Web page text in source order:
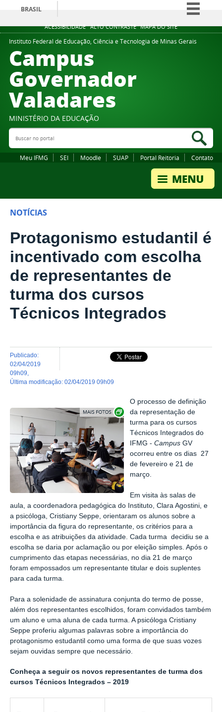
ACESSIBILIDADE ALTO CONTRASTE MAPA DO SITE
BRASIL
Simplifique!
Comunica BR
Instituto Federal de Educação, Ciência e Tecnologia de Minas Gerais
Campus
Governador
Valadares
MINISTÉRIO DA EDUCAÇÃO
Buscar no portal
Meu IFMG SEI Moodle SUAP Portal Reitoria Contato
NOTÍCIAS
Protagonismo estudantil é
incentivado com escolha
de representantes de
turma dos cursos
Técnicos Integrados
publicado:
02/04/2019
09h09
última modificação: 02/04/2019 09h09
Exibir carrossel de imagens
O processo de definição
da representação de
turma para os cursos
Técnicos Integrados do
IFMG -Campus GV
ocorreu entre os dias 27
de fevereiro e 21 de
março.
Em visita às salas de
aula, a coordenadora pedagógica do Instituto, Clara Agostini, e
a psicóloga, Cristiany Seppe, orientaram os alunos sobre a
importância da figura do representante, os critérios para a
escolha e as atribuições da atividade. Cada turma decidiu se a
escolha se daria por aclamação ou por eleição simples. Após o
cumprimento das etapas necessárias, no dia 21 de março
foram empossados um representante titular e dois suplentes
para cada turma.
Para a solenidade de assinatura conjunta do termo de posse,
além dos representantes escolhidos, foram convidados também
um aluno e uma aluna de cada turma. A psicóloga Cristiany
Seppe proferiu algumas palavras sobre a importância do
protagonismo estudantil como uma forma de que suas vozes
sejam ouvidas sempre que necessário.
Conheça a seguir os novos representantes de turma dos
cursos Técnicos Integrados – 2019